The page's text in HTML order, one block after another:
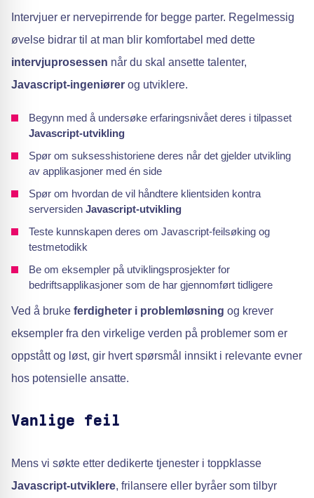
Intervjuer er nervepirrende for begge parter. Regelmessig
øvelse bidrar til at man blir komfortabel med dette
intervjuprosessen når du skal ansette talenter,
Javascript-ingeniører og utviklere.
Begynn med å undersøke erfaringsnivået deres i tilpasset
Javascript-utvikling
Spør om suksesshistoriene deres når det gjelder utvikling
av applikasjoner med én side
Spør om hvordan de vil håndtere klientsiden kontra
serversiden Javascript-utvikling
Teste kunnskapen deres om Javascript-feilsøking og
testmetodikk
Be om eksempler på utviklingsprosjekter for
bedriftsapplikasjoner som de har gjennomført tidligere
Ved å bruke ferdigheter i problemløsning og krever
eksempler fra den virkelige verden på problemer som er
oppstått og løst, gir hvert spørsmål innsikt i relevante evner
hos potensielle ansatte.
Vanlige feil
Mens vi søkte etter dedikerte tjenester i toppklasse
Javascript-utviklere, frilansere eller byråer som tilbyr